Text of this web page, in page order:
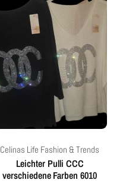
Anbieter:
Celinas Life Fashion & Trends
Leichter Pulli CCC
verschiedene Farben 6010